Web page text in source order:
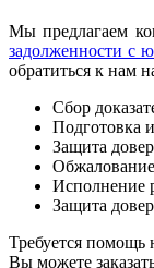
Мы предлагаем
задолженности с
обратиться к нам
Сбор
Подготовка
Защита
Исполнение
Защита
Требуется помощь
Вы можете